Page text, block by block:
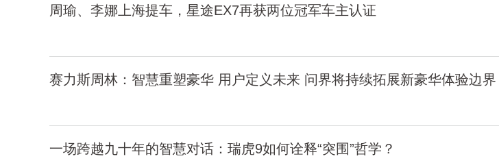
周瑜、李娜上海提车，星途EX7再获两位冠军车主认证
赛力斯周林：智慧重塑豪华 用户定义未来 问界将持续拓展新豪华体验边界
一场跨越九十年的智慧对话：瑞虎9如何诠释“突围”哲学？